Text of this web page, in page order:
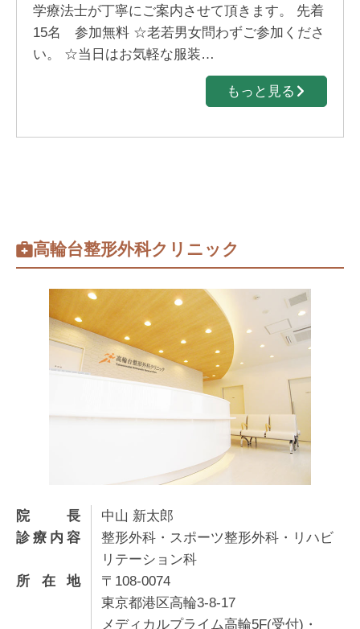
学療法士が丁寧にご案内させて頂きます。 先着
15名 参加無料 ☆老若男女問わずご参加くださ
い。 ☆当日はお気軽な服装…
もっと見る
高輪台整形外科クリニック
院長
中山 新太郎
診療内容
整形外科・スポーツ整形外科・リハビ
リテーション科
所在地
〒108-0074
東京都港区高輪3-8-17
メディカルプライム高輪5F(受付)・